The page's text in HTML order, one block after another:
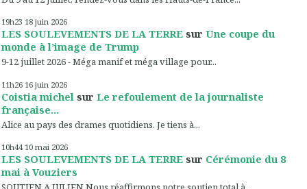
19h23 18 juin 2026
LES SOULEVEMENTS DE LA TERRE sur Une coupe du
monde à l’image de Trump
9-12 juillet 2026 - Méga manif et méga village pour...
11h26 16 juin 2026
Coistia michel sur Le refoulement de la journaliste
française...
Alice au pays des drames quotidiens. Je tiens à...
10h44 10 mai 2026
LES SOULEVEMENTS DE LA TERRE sur Cérémonie du 8
mai à Vouziers